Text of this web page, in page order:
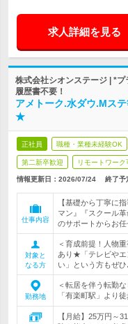
求人詳細を見る
株式会社シオンステージ | *
履歴書不要！
アメトーク.水ダウ.Mス
★
正社員 職種・業種未経験OK
第二新卒歓迎 リモートワーク
情報更新日：2026/07/24 終了予
仕事内容
【基礎から丁寧に
マン』『スクール
のサポートからお任
対象と
なる方
＜育成前提！人物
あり★「テレビやエ
い」という方もぜひ
勤務地
＜転居を伴う転勤
「有楽町駅」より
【月給】25万円～